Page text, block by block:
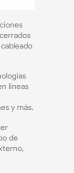
líneas
y más.
de